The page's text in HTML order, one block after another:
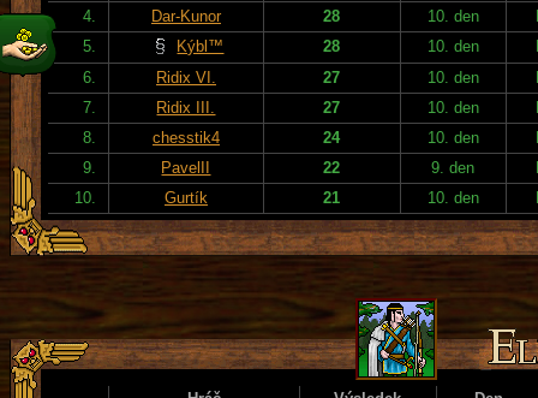
4.
Dar-Kunor 28 10. den
5.
Kýbl™ 28 10. den
6.
Ridix VI. 27 10. den
7.
Ridix III. 27 10. den
8.
chesstik4 24 10. den
9.
PavelII 22 9. den
10.
Gurtík 21 10. den